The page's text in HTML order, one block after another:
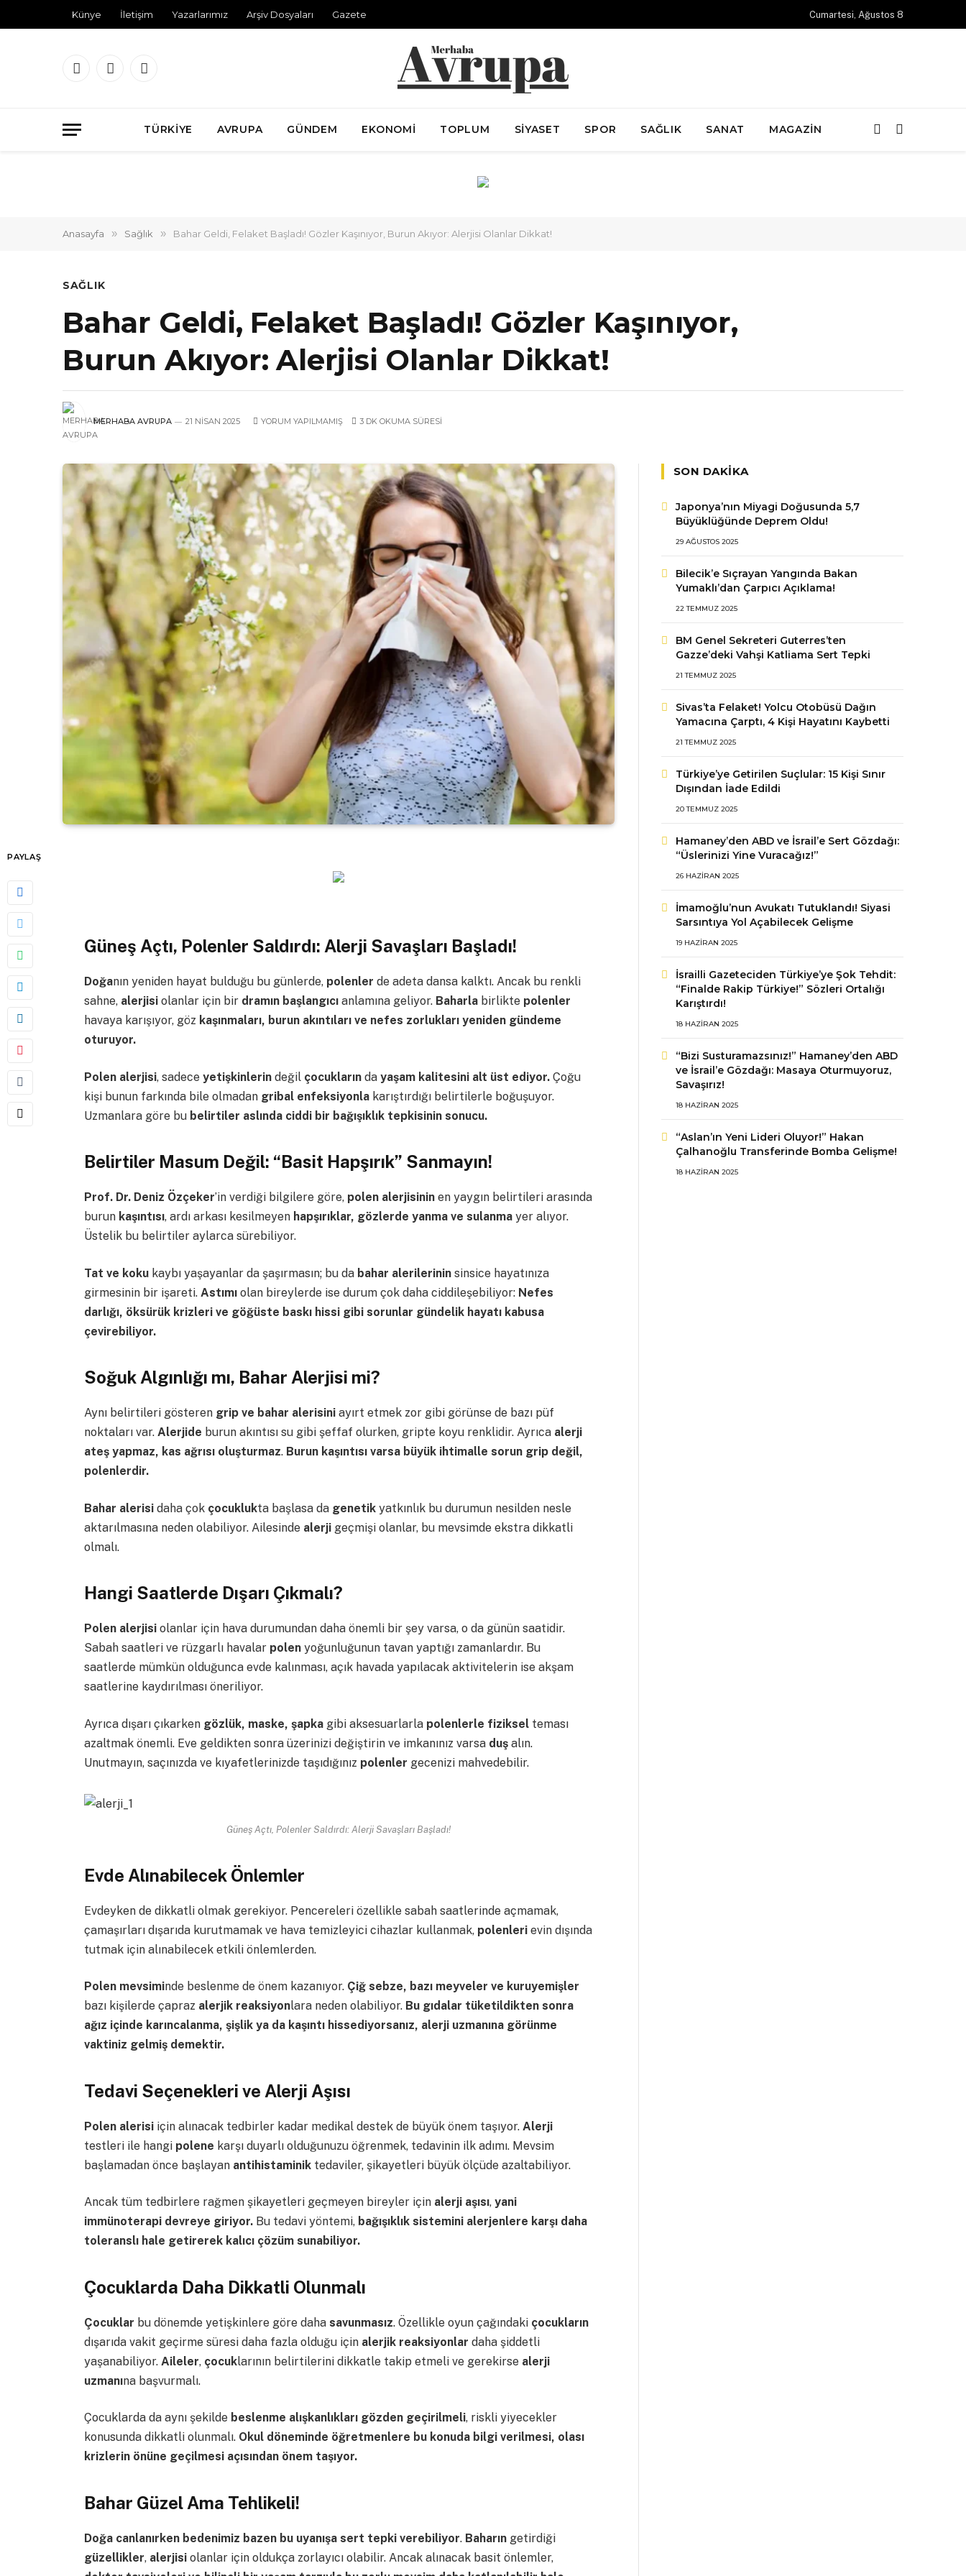
Künye İletişim Yazarlarımız Arşiv Dosyaları Gazete Cumartesi, Ağustos 8
Facebook
X
Instagram
TÜRKIYE AVRUPA GÜNDEM EKONOMI TOPLUM SIYASET SPOR SAĞLIK SANAT MAGAZIN
Anasayfa » Sağlık » Bahar Geldi, Felaket Başladı! Gözler Kaşınıyor, Burun Akıyor: Alerjisi Olanlar Dikkat!
SAĞLIK
Bahar Geldi, Felaket Başladı! Gözler Kaşınıyor,
Burun Akıyor: Alerjisi Olanlar Dikkat!
MERHABA AVRUPA 21 NISAN 2025 YORUM YAPILMAMIŞ 3 DK OKUMA SÜRESI
PAYLAŞ
Güneş Açtı, Polenler Saldırdı: Alerji Savaşları Başladı!
Doğanın yeniden hayat bulduğu bu günlerde, polenler de adeta dansa kalktı. Ancak bu renkli
sahne, alerjisiolanlar için bir dramın başlangıcı anlamına geliyor. Baharla birlikte polenler
havaya karışıyor, göz kaşınmaları, burun akıntıları ve nefes zorlukları yeniden gündeme
oturuyor.
Polen alerjisi, sadeceyetişkinlerindeğil çocuklarındayaşam kalitesini alt üst ediyor.Çoğu
kişi bunun farkında bile olmadan gribal enfeksiyonla karıştırdığı belirtilerle boğuşuyor.
Uzmanlara göre bu belirtiler aslında ciddi bir bağışıklık tepkisinin sonucu.
Belirtiler Masum Değil: “Basit Hapşırık” Sanmayın!
Prof. Dr. Deniz Özçeker’in verdiği bilgilere göre, polen alerjisinin en yaygın belirtileri arasında
burun kaşıntısı, ardı arkası kesilmeyen hapşırıklar, gözlerde yanma ve sulanma yer alıyor.
Üstelik bu belirtiler aylarca sürebiliyor.
Tat ve koku kaybı yaşayanlar da şaşırmasın; bu da bahar alerilerinin sinsice hayatınıza
girmesinin bir işareti.Astımıolan bireylerde ise durum çok daha ciddileşebiliyor: Nefes
darlığı, öksürük krizleri ve göğüste baskı hissi gibi sorunlar gündelik hayatı kabusa
çevirebiliyor.
Soğuk Algınlığı mı, Bahar Alerjisi mi?
Aynı belirtileri gösteren grip ve bahar alerisiniayırt etmek zor gibi görünse de bazı püf
noktaları var.Alerjide burun akıntısı su gibi şeffaf olurken, gripte koyu renklidir. Ayrıca alerji
ateş yapmaz, kas ağrısı oluşturmaz. Burun kaşıntısı varsa büyük ihtimalle sorun grip değil,
polenlerdir.
Bahar alerisi daha çok çocuklukta başlasa da genetik yatkınlık bu durumun nesilden nesle
aktarılmasına neden olabiliyor. Ailesinde alerji geçmişi olanlar, bu mevsimde ekstra dikkatli
olmalı.
Hangi Saatlerde Dışarı Çıkmalı?
Polen alerjisiolanlar için hava durumundan daha önemli bir şey varsa, o da günün saatidir.
Sabah saatleri ve rüzgarlı havalar polenyoğunluğunun tavan yaptığı zamanlardır. Bu
saatlerde mümkün olduğunca evde kalınması, açık havada yapılacak aktivitelerin ise akşam
saatlerine kaydırılması öneriliyor.
Ayrıca dışarı çıkarken gözlük, maske, şapka gibi aksesuarlarla polenlerle fiziksel teması
azaltmak önemli. Eve geldikten sonra üzerinizi değiştirin ve imkanınız varsa duş alın.
Unutmayın, saçınızda ve kıyafetlerinizde taşıdığınız polenler gecenizi mahvedebilir.
Güneş Açtı, Polenler Saldırdı: Alerji Savaşları Başladı!
Evde Alınabilecek Önlemler
Evdeyken de dikkatli olmak gerekiyor. Pencereleri özellikle sabah saatlerinde açmamak,
çamaşırları dışarıda kurutmamak ve hava temizleyici cihazlar kullanmak, polenlerievin dışında
tutmak için alınabilecek etkili önlemlerden.
Polen mevsiminde beslenme de önem kazanıyor. Çiğ sebze, bazı meyveler ve kuruyemişler
bazı kişilerde çapraz alerjik reaksiyonlara neden olabiliyor. Bu gıdalar tüketildikten sonra
ağız içinde karıncalanma, şişlik ya da kaşıntı hissediyorsanız, alerji uzmanına görünme
vaktiniz gelmiş demektir.
Tedavi Seçenekleri ve Alerji Aşısı
Polen alerisi için alınacak tedbirler kadar medikal destek de büyük önem taşıyor.Alerji
testleri ile hangi polene karşı duyarlı olduğunuzu öğrenmek, tedavinin ilk adımı. Mevsim
başlamadan önce başlayan antihistaminik tedaviler, şikayetleri büyük ölçüde azaltabiliyor.
Ancak tüm tedbirlere rağmen şikayetleri geçmeyen bireyler için alerji aşısı,yani
immünoterapi devreye giriyor. Bu tedavi yöntemi, bağışıklık sistemini alerjenlere karşı daha
toleranslı hale getirerek kalıcı çözüm sunabiliyor.
Çocuklarda Daha Dikkatli Olunmalı
Çocuklar bu dönemde yetişkinlere göre dahasavunmasız. Özellikle oyun çağındaki çocukların
dışarıda vakit geçirme süresi daha fazla olduğu için alerjik reaksiyonlar daha şiddetli
yaşanabiliyor.Aileler, çocuklarının belirtilerini dikkatle takip etmeli ve gerekirse alerji
uzmanına başvurmalı.
Çocuklarda da aynı şekilde beslenme alışkanlıkları gözden geçirilmeli, riskli yiyecekler
konusunda dikkatli olunmalı. Okul döneminde öğretmenlere bu konuda bilgi verilmesi, olası
krizlerin önüne geçilmesi açısından önem taşıyor.
Bahar Güzel Ama Tehlikeli!
Doğa canlanırken bedenimiz bazen bu uyanışa sert tepki verebiliyor. Baharın getirdiği
güzellikler, alerjisiolanlar için oldukça zorlayıcı olabilir. Ancak alınacak basit önlemler,
SON DAKIKA
Japonya’nın Miyagi Doğusunda 5,7
Büyüklüğünde Deprem Oldu!
29 AĞUSTOS 2025
Bilecik’e Sıçrayan Yangında Bakan
Yumaklı’dan Çarpıcı Açıklama!
22 TEMMUZ 2025
BM Genel Sekreteri Guterres’ten
Gazze’deki Vahşi Katliama Sert Tepki
21 TEMMUZ 2025
Sivas’ta Felaket! Yolcu Otobüsü Dağın
Yamacına Çarptı, 4 Kişi Hayatını Kaybetti
21 TEMMUZ 2025
Türkiye’ye Getirilen Suçlular: 15 Kişi Sınır
Dışından İade Edildi
20 TEMMUZ 2025
Hamaney’den ABD ve İsrail’e Sert Gözdağı:
“Üslerinizi Yine Vuracağız!”
26 HAZIRAN 2025
İmamoğlu’nun Avukatı Tutuklandı! Siyasi
Sarsıntıya Yol Açabilecek Gelişme
19 HAZIRAN 2025
İsrailli Gazeteciden Türkiye’ye Şok Tehdit:
“Finalde Rakip Türkiye!” Sözleri Ortalığı
Karıştırdı!
18 HAZIRAN 2025
“Bizi Susturamazsınız!” Hamaney’den ABD
ve İsrail’e Gözdağı: Masaya Oturmuyoruz,
Savaşırız!
18 HAZIRAN 2025
“Aslan’ın Yeni Lideri Oluyor!” Hakan
Çalhanoğlu Transferinde Bomba Gelişme!
18 HAZIRAN 2025